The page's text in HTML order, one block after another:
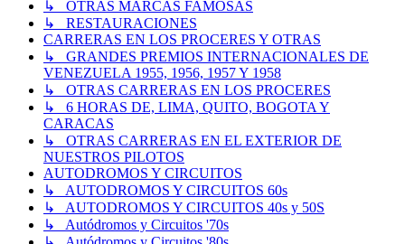
↳ OTRAS MARCAS FAMOSAS
↳ RESTAURACIONES
CARRERAS EN LOS PROCERES Y OTRAS
↳ GRANDES PREMIOS INTERNACIONALES DE
VENEZUELA 1955, 1956, 1957 Y 1958
↳ OTRAS CARRERAS EN LOS PROCERES
↳ 6 HORAS DE, LIMA, QUITO, BOGOTA Y
CARACAS
↳ OTRAS CARRERAS EN EL EXTERIOR DE
NUESTROS PILOTOS
AUTODROMOS Y CIRCUITOS
↳ AUTODROMOS Y CIRCUITOS 60s
↳ AUTODROMOS Y CIRCUITOS 40s y 50S
↳ Autódromos y Circuitos '70s